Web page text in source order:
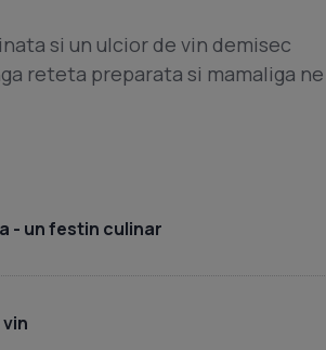
si un ulcior de vin demisec
reteta preparata si mamaliga ne
- un festin culinar